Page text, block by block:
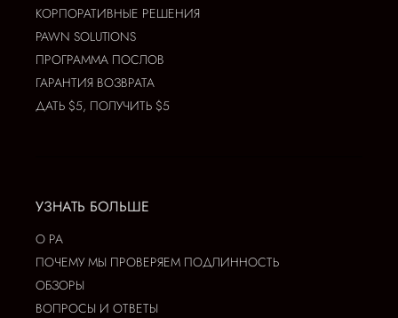
КОРПОРАТИВНЫЕ РЕШЕНИЯ
PAWN SOLUTIONS
ПРОГРАММА ПОСЛОВ
ГАРАНТИЯ ВОЗВРАТА
ДАТЬ $5, ПОЛУЧИТЬ $5
УЗНАТЬ БОЛЬШЕ
О РА
ПОЧЕМУ МЫ ПРОВЕРЯЕМ ПОДЛИННОСТЬ
ОБЗОРЫ
ВОПРОСЫ И ОТВЕТЫ